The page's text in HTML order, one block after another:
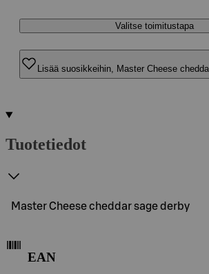
Valitse toimitustapa
Lisää suosikkeihin, Master Cheese
Tuotetiedot
Master Cheese cheddar sage derby
EAN